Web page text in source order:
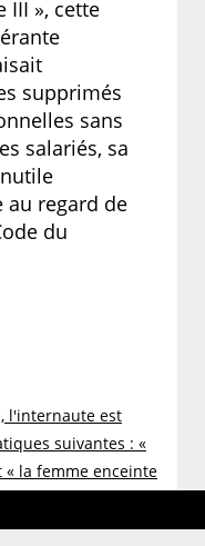
III », cette
supprimés
sans
salariés, sa
au regard de
du
l'internaute est
suivantes : «
la femme enceinte